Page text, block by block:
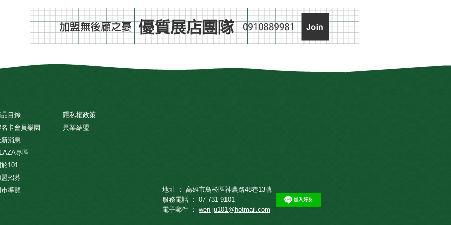
目錄
卡會員樂園
消息
專區
101
招募
導覽
隱私權政策
異業結盟
地址 ： 高雄市鳥松區神農路48巷13號
服務電話 ： 07-731-9101
電子郵件 ： wen-ju101@hotmail.com